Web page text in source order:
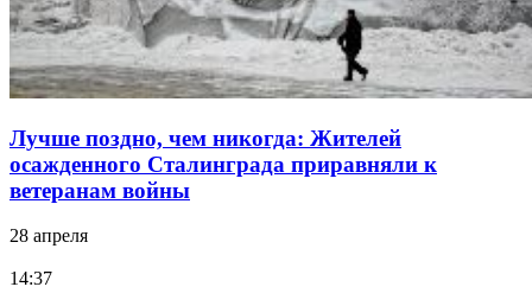
Лучше поздно, чем никогда: Жителей
осажденного Сталинграда приравняли к
ветеранам войны
28 апреля
14:37